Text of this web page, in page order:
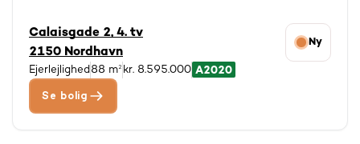
Calaisgade 2, 4. tv
2150 Nordhavn
Ny
Ejerlejlighed 88 m² kr. 8.595.000
Se bolig